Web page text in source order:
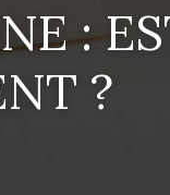
:
?